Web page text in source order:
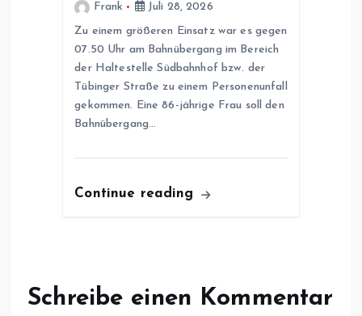
Frank
Juli 28, 2026
Zu einem größeren Einsatz war es gegen
07.50 Uhr am Bahnübergang im Bereich
der Haltestelle Südbahnhof bzw. der
Tübinger Straße zu einem Personenunfall
gekommen. Eine 86-jährige Frau soll den
Bahnübergang…
Continue reading
Schreibe einen Kommentar